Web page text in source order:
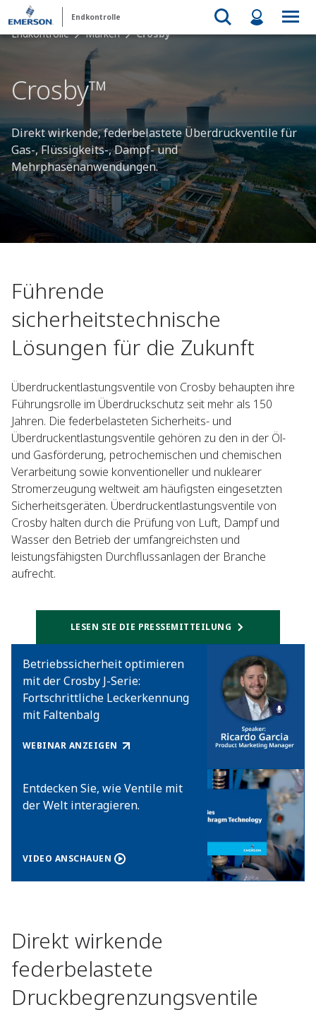
Endkontrolle
Endkontrolle Marken Crosby™
Crosby™
Direkt wirkende, federbelastete Überdruckventile für
Gas-, Flüssigkeits-, Dampf- und
Mehrphasenanwendungen.
Führende
sicherheitstechnische
Lösungen für die Zukunft
Überdruckentlastungsventile von Crosby behaupten ihre
Führungsrolle im Überdruckschutz seit mehr als 150
Jahren. Die federbelasteten Sicherheits- und
Überdruckentlastungsventile gehören zu den in der Öl-
und Gasförderung, petrochemischen und chemischen
Verarbeitung sowie konventioneller und nuklearer
Stromerzeugung weltweit am häufigsten eingesetzten
Sicherheitsgeräten. Überdruckentlastungsventile von
Crosby halten durch die Prüfung von Luft, Dampf und
Wasser den Betrieb der umfangreichsten und
leistungsfähigsten Durchflussanlagen der Branche
aufrecht.
LESEN SIE DIE PRESSEMITTEILUNG
Betriebssicherheit optimieren
mit der Crosby J-Serie:
Fortschrittliche Leckerkennung
mit Faltenbalg
WEBINAR ANZEIGEN
Entdecken Sie, wie Ventile mit
der Welt interagieren.
VIDEO ANSCHAUEN
Direkt wirkende
federbelastete
Druckbegrenzungsventile